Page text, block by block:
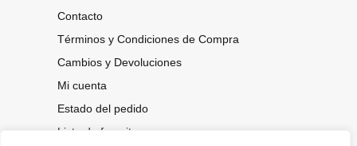
Contacto
Términos y Condiciones de Compra
Cambios y Devoluciones
Mi cuenta
Estado del pedido
Lista de favoritos